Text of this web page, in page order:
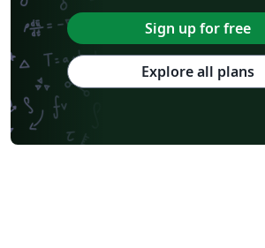
Sign up for free
Explore all plans